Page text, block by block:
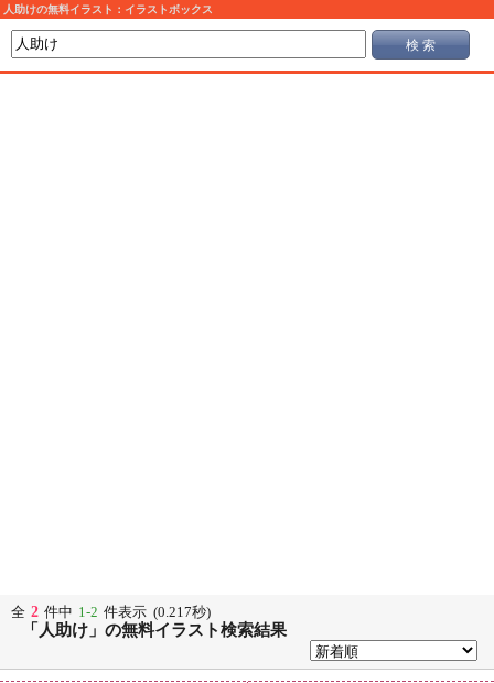
人助けの無料イラスト：イラストボックス
検 索
全 2 件中 1-2 件表示 (0.217秒)
「人助け」の無料イラスト検索結果